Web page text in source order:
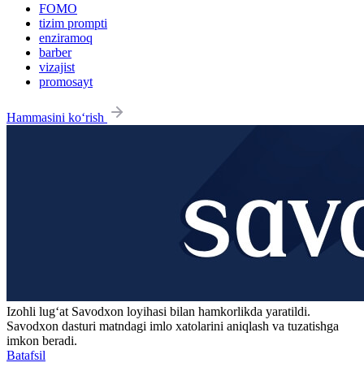
FOMO
tizim prompti
enziramoq
barber
vizajist
promosayt
Hammasini ko‘rish
Izohli lugʻat Savodxon loyihasi bilan hamkorlikda yaratildi.
Savodxon dasturi matndagi imlo xatolarini aniqlash va tuzatishga
imkon beradi.
Batafsil